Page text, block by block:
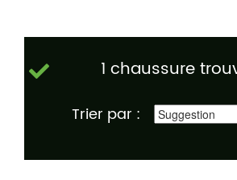
1 chaussure
Trier par :